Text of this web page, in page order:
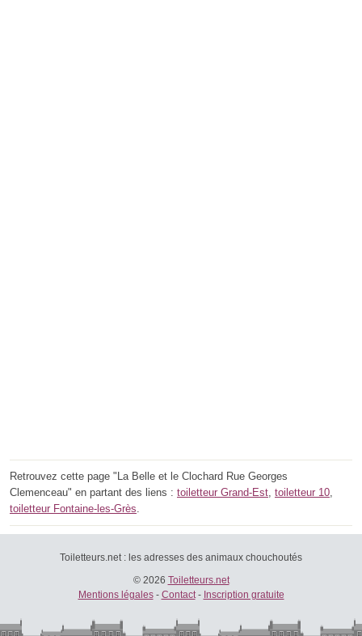
Retrouvez cette page "La Belle et le Clochard Rue Georges
Clemenceau" en partant des liens : toiletteur Grand-Est, toiletteur 10,
toiletteur Fontaine-les-Grès.
Toiletteurs.net : les adresses des animaux chouchoutés
© 2026 Toiletteurs.net
Mentions légales- Contact- Inscription gratuite